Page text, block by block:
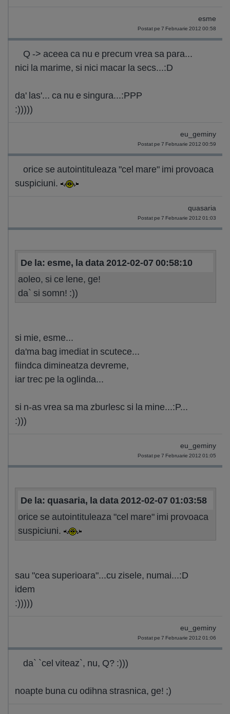
esme
Postat pe 7 Februarie 2012 00:58
Q -> aceea ca nu e precum vrea sa para...
nici la marime, si nici macar la secs...:D
da' las'... ca nu e singura...:PPP
:)))))
eu_geminy
Postat pe 7 Februarie 2012 00:59
orice se autointituleaza "cel mare" imi provoaca
suspiciuni.
quasaria
Postat pe 7 Februarie 2012 01:03
De la: esme, la data 2012-02-07 00:58:10
aoleo, si ce lene, ge!
da` si somn! :))
si mie, esme...
da'ma bag imediat in scutece...
fiindca dimineatza devreme,
iar trec pe la oglinda...
si n-as vrea sa ma zburlesc si la mine...:P...
:)))
eu_geminy
Postat pe 7 Februarie 2012 01:05
De la: quasaria, la data 2012-02-07 01:03:58
orice se autointituleaza "cel mare" imi provoaca
suspiciuni.
sau "cea superioara"...cu zisele, numai...:D
idem
:)))))
eu_geminy
Postat pe 7 Februarie 2012 01:06
da` `cel viteaz`, nu, Q? :)))
noapte buna cu odihna strasnica, ge! ;)